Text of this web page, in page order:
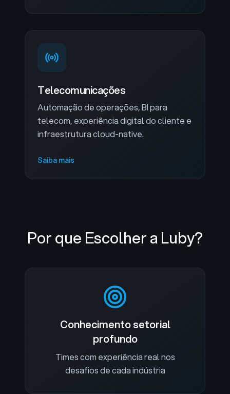
Telecomunicações
Automação de operações, BI para
telecom, experiência digital do cliente e
infraestrutura cloud-native.
Saiba mais
Por que Escolher a Luby?
Conhecimento setorial
profundo
Times com experiência real nos
desafios de cada indústria